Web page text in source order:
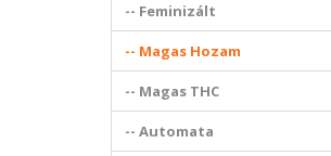
-- Feminizált
-- Magas Hozam
-- Magas THC
-- Automata